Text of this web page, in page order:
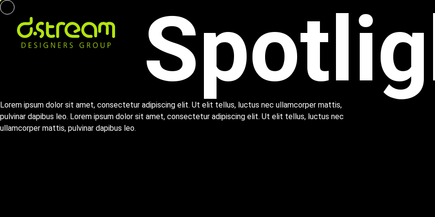
Spotlig
Lorem ipsum dolor sit amet, consectetur adipiscing elit. Ut elit tellus, luctus nec ullamcorper mattis,
pulvinar dapibus leo. Lorem ipsum dolor sit amet, consectetur adipiscing elit. Ut elit tellus, luctus nec
ullamcorper mattis, pulvinar dapibus leo.